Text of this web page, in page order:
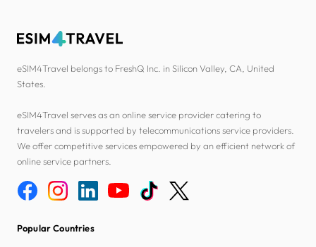
eSIM4Travel belongs to FreshQ Inc. in Silicon Valley, CA, United
States.
eSIM4Travel serves as an online service provider catering to
travelers and is supported by telecommunications service providers.
We offer competitive services empowered by an efficient network of
online service partners.
Popular Countries